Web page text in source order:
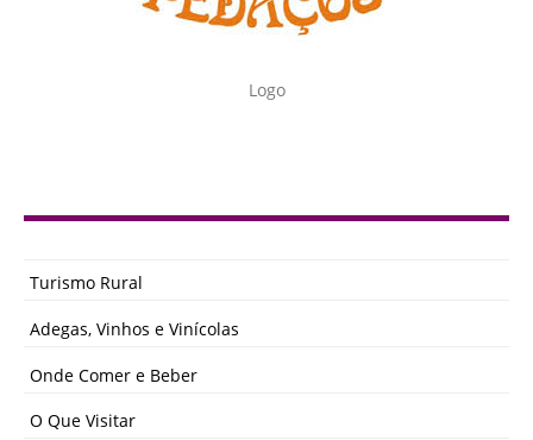
Logo
Turismo Rural
Adegas, Vinhos e Vinícolas
Onde Comer e Beber
O Que Visitar